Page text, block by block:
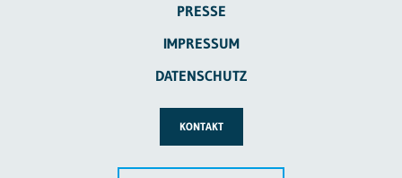
PRESSE
IMPRESSUM
DATENSCHUTZ
KONTAKT